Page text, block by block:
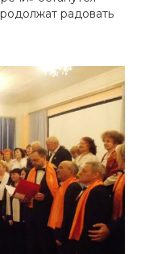
радовать